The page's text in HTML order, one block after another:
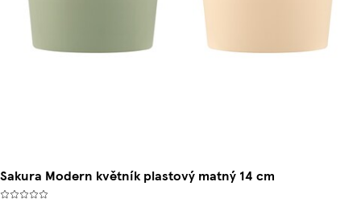
Sakura Modern květník plastový matný 14 cm